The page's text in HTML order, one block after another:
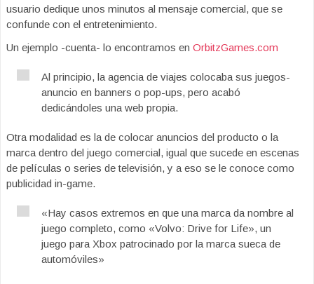
usuario dedique unos minutos al mensaje comercial, que se
confunde con el entretenimiento.
Un ejemplo -cuenta- lo encontramos en OrbitzGames.com
Al principio, la agencia de viajes colocaba sus juegos-
anuncio en banners o pop-ups, pero acabó
dedicándoles una web propia.
Otra modalidad es la de colocar anuncios del producto o la
marca dentro del juego comercial, igual que sucede en escenas
de películas o series de televisión, y a eso se le conoce como
publicidad in-game.
«Hay casos extremos en que una marca da nombre al
juego completo, como «Volvo: Drive for Life», un
juego para Xbox patrocinado por la marca sueca de
automóviles»